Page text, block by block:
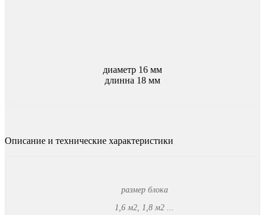
диаметр 16 мм
длинна 18 мм
Описание и технические характеристики
размер блока
1,6 м2, 1,8 м2 ...